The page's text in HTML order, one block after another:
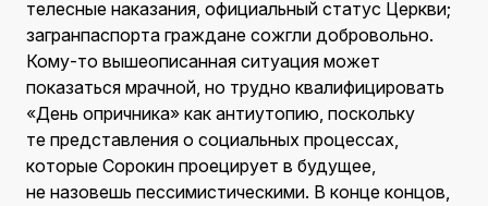
телесные наказания, официальный статус Церкви;
загранпаспорта граждане сожгли добровольно.
Кому-то вышеописанная ситуация может
показаться мрачной, но трудно квалифицировать
«День опричника» как антиутопию, поскольку
те представления о социальных процессах,
которые Сорокин проецирует в будущее,
не назовешь пессимистическими. В конце концов,